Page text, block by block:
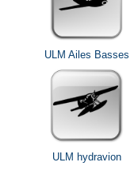
ULM Ailes Basses
ULM hydravion